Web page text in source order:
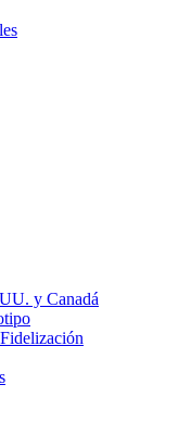
y Canadá